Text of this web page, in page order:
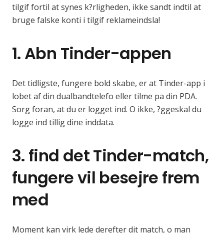
tilgif fortil at synes k?rligheden, ikke sandt indtil at
bruge falske konti i tilgif reklameindsla!
1. Abn Tinder-appen
Det tidligste, fungere bold skabe, er at Tinder-app i
lobet af din dualbandtelefo eller tilme pa din PDA.
Sorg foran, at du er logget ind. O ikke, ?ggeskal du
logge ind tillig dine inddata.
3. find det Tinder-match,
fungere vil besejre frem
med
Moment kan virk lede derefter dit match, o man